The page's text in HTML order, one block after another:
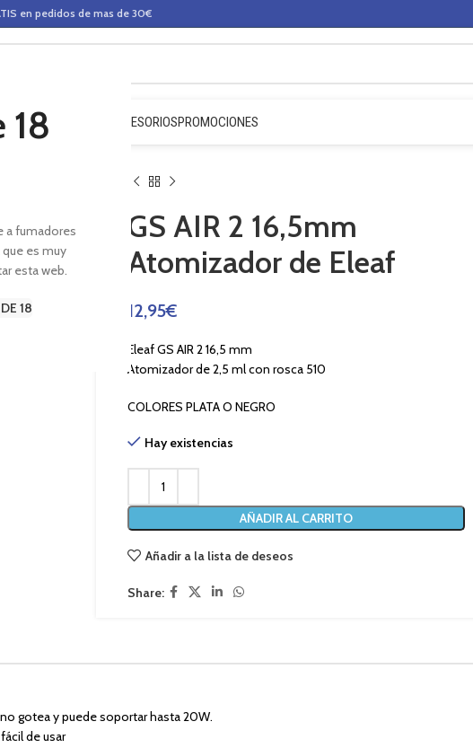
18
a fumadores
es muy
esta web.
18
en pedidos de mas de 30€
ACCESORIOSPROMOCIONES
GS AIR 2 16,5mm
Atomizador de Eleaf
12,95€
Eleaf GS AIR 2 16,5 mm
Atomizador de 2,5 ml con rosca 510
COLORES PLATA O NEGRO
Hay existencias
AÑADIR AL CARRITO
Añadir a la lista de deseos
Share:
gotea y puede soportar hasta 20W.
de usar